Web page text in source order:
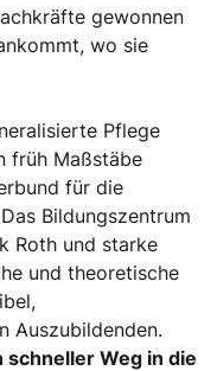
gewonnen
wo sie
Pflege
früh Maßstäbe
für die
Bildungszentrum
Roth und starke
und theoretische
Auszubildenden.
Weg in die